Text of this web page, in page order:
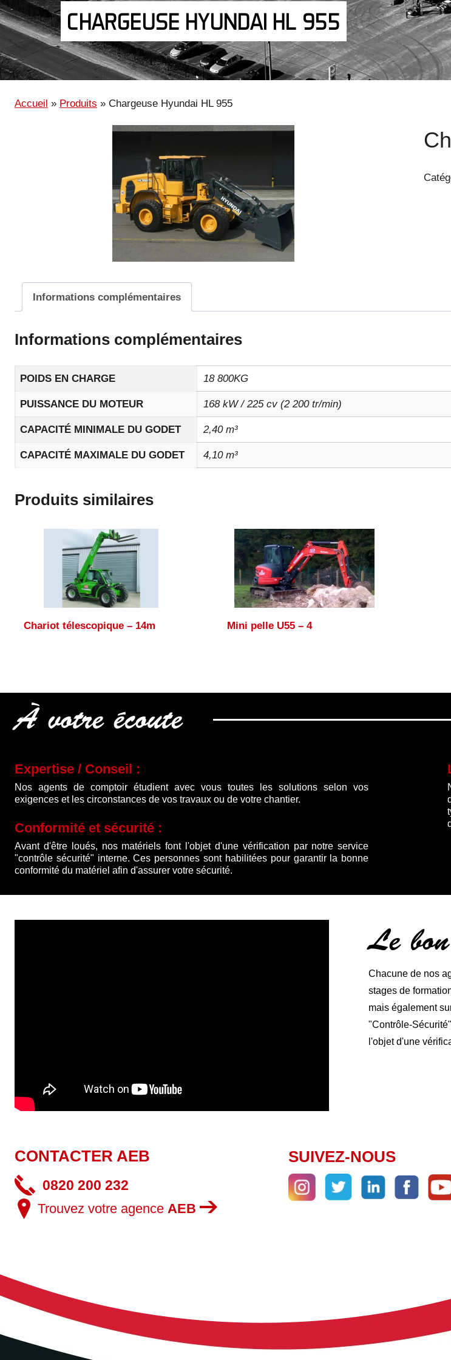
CHARGEUSE HYUNDAI HL 955
Accueil » Produits » Chargeuse Hyundai HL 955
Informations complémentaires
Informations complémentaires
POIDS EN CHARGE 18 800KG
PUISSANCE DU MOTEUR 168 kW / 225 cv (2 200 tr/min)
CAPACITÉ MINIMALE DU GODET 2,40 m³
CAPACITÉ MAXIMALE DU GODET 4,10 m³
Produits similaires
Chariot télescopique – 14m Mini pelle U55 – 4
À votre écoute
Expertise / Conseil :
Nos agents de comptoir étudient avec vous toutes les solutions selon vos
exigences et les circonstances de vos travaux ou de votre chantier.
Conformité et sécurité :
Avant d'être loués, nos matériels font l'objet d'une vérification par notre service
"contrôle sécurité" interne. Ces personnes sont habilitées pour garantir la bonne
conformité du matériel afin d'assurer votre sécurité.
Le
Chacune de nos
stages de
mais également
"Contrôle-
l'objet d'une
CONTACTER AEB
0820 200 232
Trouvez votre agence AEB
SUIVEZ-NOUS